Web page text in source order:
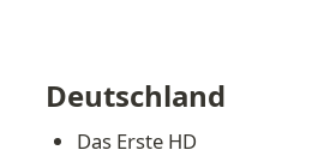
Deutschland
Das Erste HD